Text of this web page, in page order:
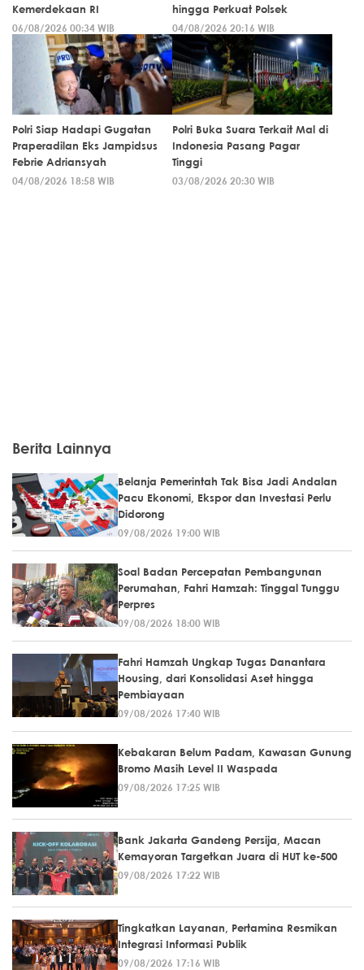
Kemerdekaan RI
06/08/2026 00:34 WIB
hingga Perkuat Polsek
04/08/2026 20:16 WIB
Polri Siap Hadapi Gugatan
Praperadilan Eks Jampidsus
Febrie Adriansyah
04/08/2026 18:58 WIB
Polri Buka Suara Terkait Mal di
Indonesia Pasang Pagar
Tinggi
03/08/2026 20:30 WIB
Berita Lainnya
Belanja Pemerintah Tak Bisa Jadi Andalan
Pacu Ekonomi, Ekspor dan Investasi Perlu
Didorong
09/08/2026 19:00 WIB
Soal Badan Percepatan Pembangunan
Perumahan, Fahri Hamzah: Tinggal Tunggu
Perpres
09/08/2026 18:00 WIB
Fahri Hamzah Ungkap Tugas Danantara
Housing, dari Konsolidasi Aset hingga
Pembiayaan
09/08/2026 17:40 WIB
Kebakaran Belum Padam, Kawasan Gunung
Bromo Masih Level II Waspada
09/08/2026 17:25 WIB
Bank Jakarta Gandeng Persija, Macan
Kemayoran Targetkan Juara di HUT ke-500
09/08/2026 17:22 WIB
Tingkatkan Layanan, Pertamina Resmikan
Integrasi Informasi Publik
09/08/2026 17:16 WIB